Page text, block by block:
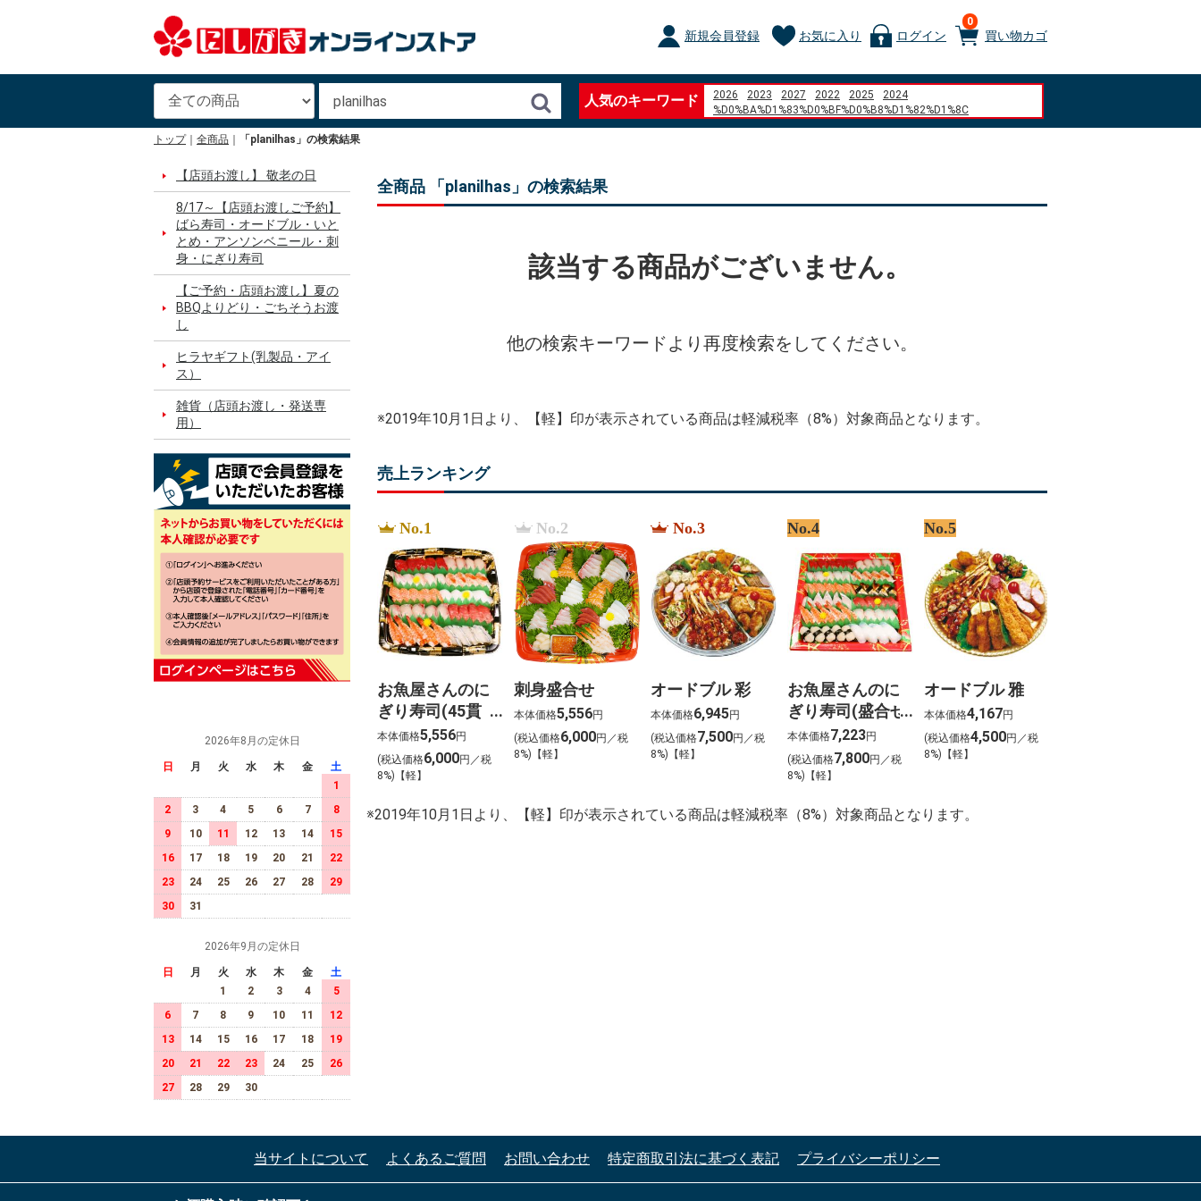
買い物カゴ
0
新規会員登録 お気に入り ログイン
人気のキーワード 2026 2023 2027 2022 2025
2024
%D0%BA%D1%83%D0%BF%D0%B8%D1%82%D1%8C
%D0%B1%D0%BB%D0%BE%D0%BA %D0%90%D0%91%D0%A1
%22There is no more representative dish%22
%E7%95%B0%E6%80%A7
%E8%A9%B1%E7%B6%9A%E3%81%8B%E3%81%AA%E3%81%84
%D0%98%D0%B3%D1%80%D0%BE%D0%B2%D0%BE%D0%B9
%D8%A8%D9%86%D8%AF%D8%AF%D8%A7%D8%B1
トップ 全商品 「planilhas」の検索結果
【店頭お渡し】 敬老の日
8/17～【店頭お渡しご予約】
ばら寿司・オードブル・いと
とめ・アンソンベニール・刺
身・にぎり寿司
【ご予約・店頭お渡し】夏の
BBQよりどり・ごちそうお渡
し
ヒラヤギフト(乳製品・アイ
ス）
雑貨（店頭お渡し・発送専
用）
2026年8月の定休日
日 月 火 水 木 金
土
1
2
3 4 5 6 7
8
9
10 11 12 13 14
15
16
17 18 19 20 21
22
23
24 25 26 27 28
29
30
31
2026年9月の定休日
日 月 火 水 木 金
土
1
2 3 4
5
6
7 8 9 10 11
12
13
14 15 16 17 18
19
20
21 22 23 24 25
26
27
28 29 30
全商品 「planilhas」の検索結果
該当する商品がございません。
他の検索キーワードより再度検索をしてください。
※2019年10月1日より、【軽】印が表示されている商品は軽減税率（8%）対象商品となります。
売上ランキング
No.1
お魚屋さんのに
ぎり寿司(45貫
入)
本体価格5,556円
(税込価格6,000円／税
8%)【軽】
No.2
刺身盛合せ
本体価格5,556円
(税込価格6,000円／税
8%)【軽】
No.3
オードブル 彩
本体価格6,945円
(税込価格7,500円／税
8%)【軽】
No.4
お魚屋さんのに
ぎり寿司(盛合せ
(54貫入)
本体価格7,223円
(税込価格7,800円／税
8%)【軽】
No.5
オードブル 雅
本体価格4,167円
(税込価格4,500円／税
8%)【軽】
※2019年10月1日より、【軽】印が表示されている商品は軽減税率（8%）対象商品となります。
当サイトについて よくあるご質問 お問い合わせ 特定商取引法に基づく表記 プライバシーポリシー